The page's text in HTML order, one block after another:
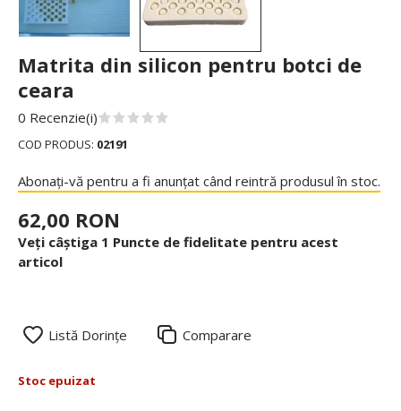
Matrita din silicon pentru botci de
ceara
0 Recenzie(i)
COD PRODUS: 02191
Abonați-vă pentru a fi anunțat când reintră produsul în stoc.
62,00 RON
Veți câștiga 1 Puncte de fidelitate pentru acest
articol
Listă Dorințe Comparare
Stoc epuizat